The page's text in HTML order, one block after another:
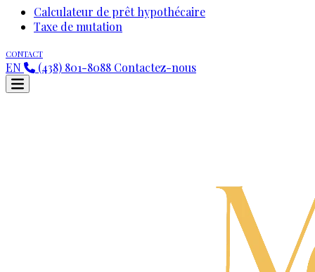
Calculateur de prêt hypothécaire
Taxe de mutation
CONTACT
EN (438) 801-8088 Contactez-nous